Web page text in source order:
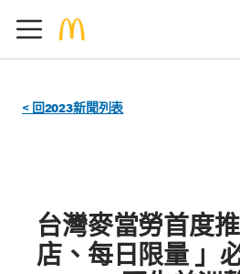
< 回2023新聞列表
台灣麥當勞首度
店、每日限量 」